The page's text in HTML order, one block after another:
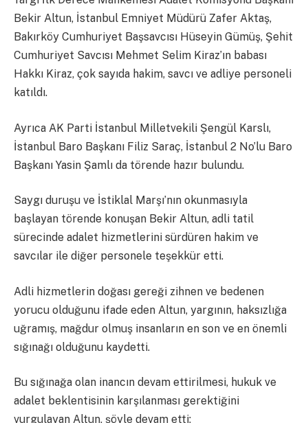
Bekir Altun, İstanbul Emniyet Müdürü Zafer Aktaş,
Bakırköy Cumhuriyet Başsavcısı Hüseyin Gümüş, Şehit
Cumhuriyet Savcısı Mehmet Selim Kiraz’ın babası
Hakkı Kiraz, çok sayıda hakim, savcı ve adliye personeli
katıldı.
Ayrıca AK Parti İstanbul Milletvekili Şengül Karslı,
İstanbul Baro Başkanı Filiz Saraç, İstanbul 2 No’lu Baro
Başkanı Yasin Şamlı da törende hazır bulundu.
Saygı duruşu ve İstiklal Marşı’nın okunmasıyla
başlayan törende konuşan Bekir Altun, adli tatil
sürecinde adalet hizmetlerini sürdüren hakim ve
savcılar ile diğer personele teşekkür etti.
Adli hizmetlerin doğası gereği zihnen ve bedenen
yorucu olduğunu ifade eden Altun, yargının, haksızlığa
uğramış, mağdur olmuş insanların en son ve en önemli
sığınağı olduğunu kaydetti.
Bu sığınağa olan inancın devam ettirilmesi, hukuk ve
adalet beklentisinin karşılanması gerektiğini
vurgulayan Altun, şöyle devam etti: